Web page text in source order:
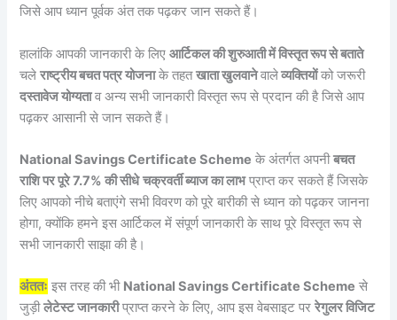
जिसे आप ध्यान पूर्वक अंत तक पढ़कर जान सकते हैं।
हालांकि आपकी जानकारी के लिएआर्टिकल की शुरुआती में विस्तृत रूप से बताते
चलेराष्ट्रीय बचत पत्र योजनाके तहतखाता खुलवानेवालेव्यक्तियोंको जरूरी
दस्तावेज योग्यताव अन्य सभी जानकारी विस्तृत रूप से प्रदान की है जिसे आप
पढ़कर आसानी से जान सकते हैं।
National Savings Certificate Scheme के अंतर्गत अपनीबचत
राशि पर पूरे 7.7% की सीधे चक्रवर्ती ब्याज का लाभप्राप्त कर सकते हैं जिसके
लिए आपको नीचे बताएंगे सभी विवरण को पूरे बारीकी से ध्यान को पढ़कर जानना
होगा, क्योंकि हमने इस आर्टिकल में संपूर्ण जानकारी के साथ पूरे विस्तृत रूप से
सभी जानकारी साझा की है।
अंततः इस तरह की भी National Savings Certificate Scheme से
जुड़ीलेटेस्ट जानकारीप्राप्त करने के लिए, आप इस वेबसाइट पररेगुलर विजिट